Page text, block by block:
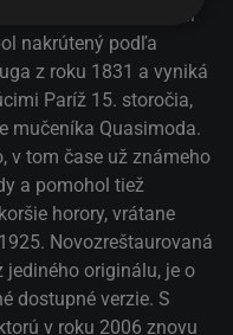
filmom, ktorý zarobil
nakrútený podľa
z roku 1831 a vyniká
Paríž 15. storočia,
mučeníka Quasimoda.
v tom čase už známeho
a pomohol tiež
horory, vrátane
Novozreštaurovaná
jediného originálu, je o
dostupné verzie. S
v roku 2006 znovu